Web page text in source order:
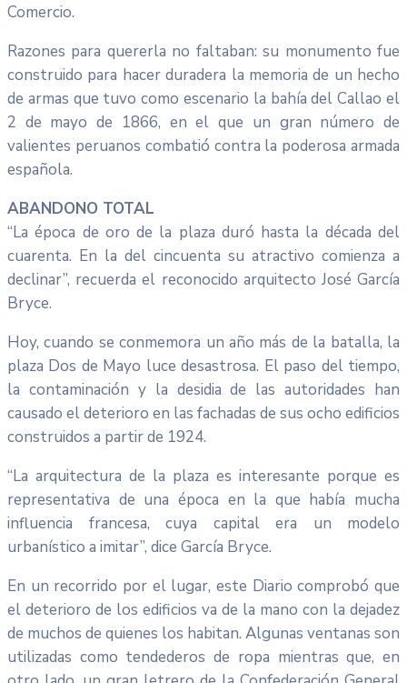
Comercio.
Razones para quererla no faltaban: su monumento fue
construido para hacer duradera la memoria de un hecho
de armas que tuvo como escenario la bahía del Callao el
2 de mayo de 1866, en el que un gran número de
valientes peruanos combatió contra la poderosa armada
española.
ABANDONO TOTAL
“La época de oro de la plaza duró hasta la década del
cuarenta. En la del cincuenta su atractivo comienza a
declinar”, recuerda el reconocido arquitecto José García
Bryce.
Hoy, cuando se conmemora un año más de la batalla, la
plaza Dos de Mayo luce desastrosa. El paso del tiempo,
la contaminación y la desidia de las autoridades han
causado el deterioro en las fachadas de sus ocho edificios
construidos a partir de 1924.
“La arquitectura de la plaza es interesante porque es
representativa de una época en la que había mucha
influencia francesa, cuya capital era un modelo
urbanístico a imitar”, dice García Bryce.
En un recorrido por el lugar, este Diario comprobó que
el deterioro de los edificios va de la mano con la dejadez
de muchos de quienes los habitan. Algunas ventanas son
utilizadas como tendederos de ropa mientras que, en